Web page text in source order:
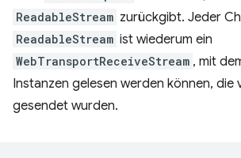
ReadableStream zurückgibt. Jeder
ReadableStream ist wiederum ein
WebTransportReceiveStream , mit
Instanzen gelesen werden können, die
gesendet wurden.